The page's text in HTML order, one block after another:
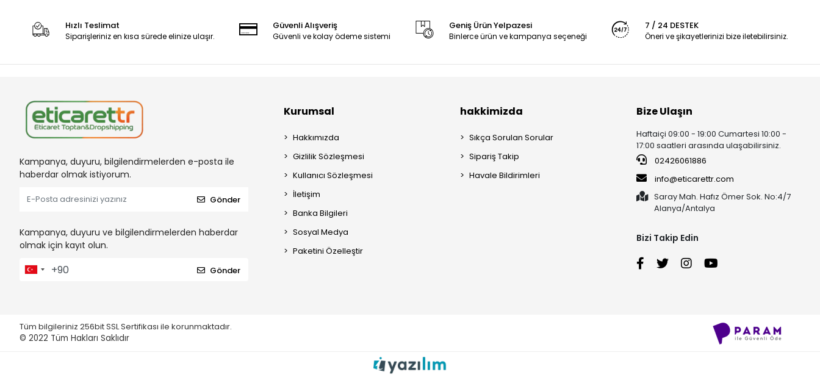
Hızlı Teslimat
Siparişleriniz en kısa sürede elinize ulaşır.
Güvenli Alışveriş
Güvenli ve kolay ödeme sistemi
Geniş Ürün Yelpazesi
Binlerce ürün ve kampanya seçeneği
7 / 24 DESTEK
Öneri ve şikayetlerinizi bize iletebilirsiniz.
Kampanya, duyuru, bilgilendirmelerden e-posta ile
haberdar olmak istiyorum.
Gönder
Kampanya, duyuru ve bilgilendirmelerden haberdar
olmak için kayıt olun.
Gönder
Kurumsal
Hakkımızda
Gizlilik Sözleşmesi
Kullanıcı Sözleşmesi
İletişim
Banka Bilgileri
Sosyal Medya
Paketini Özelleştir
hakkimizda
Sıkça Sorulan Sorular
Sipariş Takip
Havale Bildirimleri
Bize Ulaşın
Haftaiçi 09:00 - 19:00 Cumartesi 10:00 -
17:00 saatleri arasında ulaşabilirsiniz.
02426061886
info@eticarettr.com
Saray Mah. Hafız Ömer Sok. No:4/7
Alanya/Antalya
Bizi Takip Edin
Tüm bilgileriniz 256bit SSL Sertifikası ile korunmaktadır.
© 2022 Tüm Hakları Saklıdır